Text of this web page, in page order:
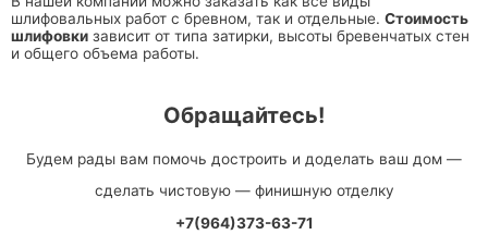
шлифовальных работ с бревном, так и отдельные. Стоимость
шлифовки зависит от типа затирки, высоты бревенчатых стен
и общего объема работы.
Обращайтесь!
Будем рады вам помочь достроить и доделать ваш дом —
сделать чистовую — финишную отделку
+7(964)373-63-71